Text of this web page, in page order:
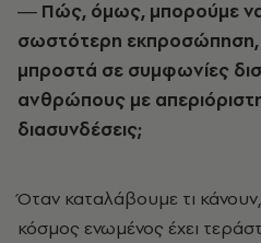
― Πώς, όμως, μπορούμε να
σωστότερη εκπροσώπηση,
μπροστά σε συμφωνίες
ανθρώπους με
διασυνδέσεις;
Όταν καταλάβουμε τι
κόσμος ενωμένος έχει